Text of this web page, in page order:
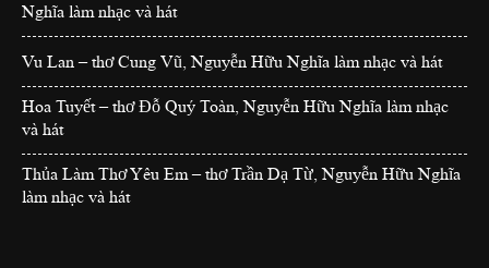
Nghĩa làm nhạc và hát
Vu Lan – thơ Cung Vũ, Nguyễn Hữu Nghĩa làm nhạc và hát
Hoa Tuyết – thơ Đỗ Quý Toàn, Nguyễn Hữu Nghĩa làm nhạc
và hát
Thủa Làm Thơ Yêu Em – thơ Trần Dạ Từ, Nguyễn Hữu Nghĩa
làm nhạc và hát